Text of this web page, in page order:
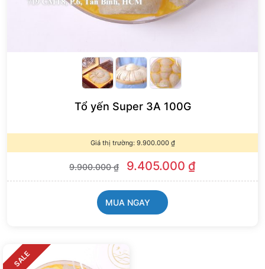
Tổ yến Super 3A 100G
Giá thị trường: 9.900.000 ₫
9.900.000₫ 9.405.000 ₫
MUA NGAY
SALE